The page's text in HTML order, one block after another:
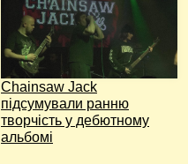
Chainsaw Jack
підсумували ранню
творчість у дебютному
альбомі